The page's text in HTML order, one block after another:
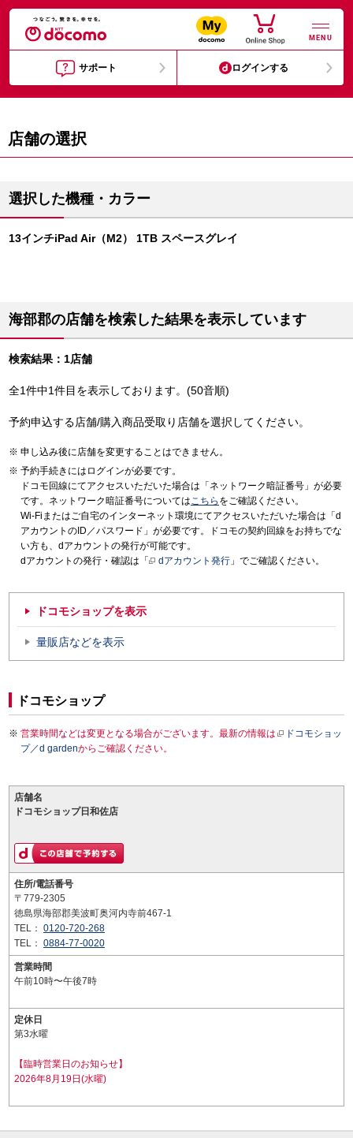
MENU
サポート ログインする
店舗の選択
選択した機種・カラー
13インチiPad Air（M2） 1TB スペースグレイ
海部郡の店舗を検索した結果を表示しています
検索結果：1店舗
全1件中1件目を表示しております。(50音順)
予約申込する店舗/購入商品受取り店舗を選択してください。
申し込み後に店舗を変更することはできません。
予約手続きにはログインが必要です。
ドコモ回線にてアクセスいただいた場合は「ネットワーク暗証番号」が必要
です。ネットワーク暗証番号についてはこちら をご確認ください。
Wi-Fiまたはご自宅のインターネット環境にてアクセスいただいた場合は「d
アカウントのID／パスワード」が必要です。ドコモの契約回線をお持ちでな
い方も、dアカウントの発行が可能です。
dアカウントの発行・確認は「
dアカウント発行 」でご確認ください。
ドコモショップを表示
量販店などを表示
ドコモショップ
営業時間などは変更となる場合がございます。最新の情報は
ドコモショッ
プ／d gardenからご確認ください。
店舗名
ドコモショップ日和佐店
住所/電話番号
〒779-2305
徳島県海部郡美波町奥河内寺前467-1
TEL： 0120-720-268
TEL： 0884-77-0020
営業時間
午前10時〜午後7時
定休日
第3水曜
【臨時営業日のお知らせ】
2026年8月19日(水曜)